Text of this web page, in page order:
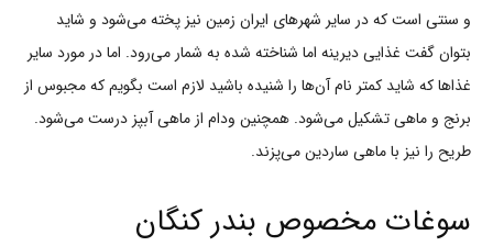
و سنتی است که در سایر شهرهای ایران زمین نیز پخته می‌شود و شاید
بتوان گفت غذایی دیرینه اما شناخته شده به شمار می‌رود. اما در مورد سایر
غذاها که شاید کمتر نام آن‌ها را شنیده باشید لازم است بگویم که مجبوس از
برنج و ماهی تشکیل می‌شود. همچنین ودام از ماهی آبپز درست می‌شود.
طریح را نیز با ماهی ساردین می‌پزند.
سوغات مخصوص بندر کنگان